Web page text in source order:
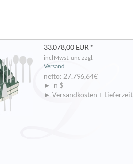
33.078,00 EUR *
incl Mwst. und zzgl.
Versand
netto: 27.796,64€
► in $
► Versandkosten + Lieferzeit